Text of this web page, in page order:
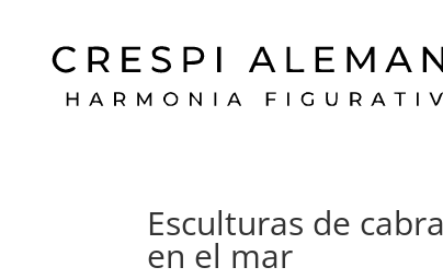
Esculturas de
en el mar